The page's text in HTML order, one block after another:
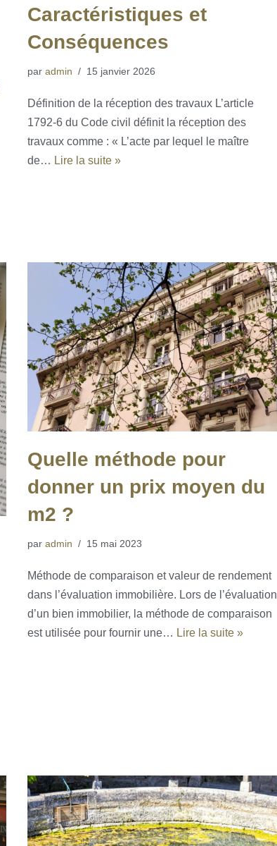
Caractéristiques et
Conséquences
par admin 15 janvier 2026
Définition de la réception des travaux L’article
1792-6 du Code civil définit la réception des
travaux comme : « L’acte par lequel le maître
de… Lire la suite »
Quelle méthode pour
donner un prix moyen du
m2 ?
par admin 15 mai 2023
Méthode de comparaison et valeur de rendement
dans l’évaluation immobilière. Lors de l’évaluation
d’un bien immobilier, la méthode de comparaison
est utilisée pour fournir une… Lire la suite »